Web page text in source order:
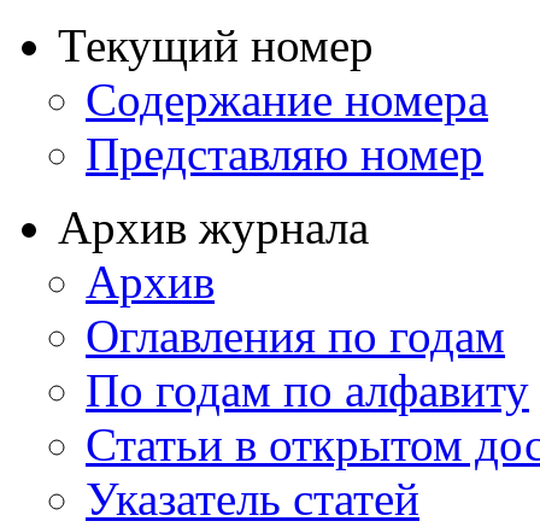
Текущий номер
Содержание номера
Представляю номер
Архив журнала
Архив
Оглавления по годам
По годам по алфавиту
Статьи в открытом
Указатель статей